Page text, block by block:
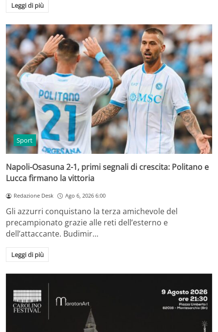
Leggi di più
Sport
Napoli-Osasuna 2-1, primi segnali di crescita: Politano e
Lucca firmano la vittoria
Redazione Desk Ago 6, 2026 6:00
Gli azzurri conquistano la terza amichevole del
precampionato grazie alle reti dell’esterno e
dell’attaccante. Budimir…
Leggi di più